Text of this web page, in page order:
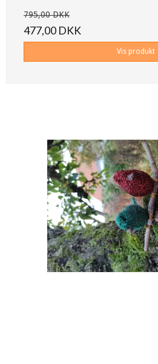
795,00 DKK
477,00 DKK
Vis produkt